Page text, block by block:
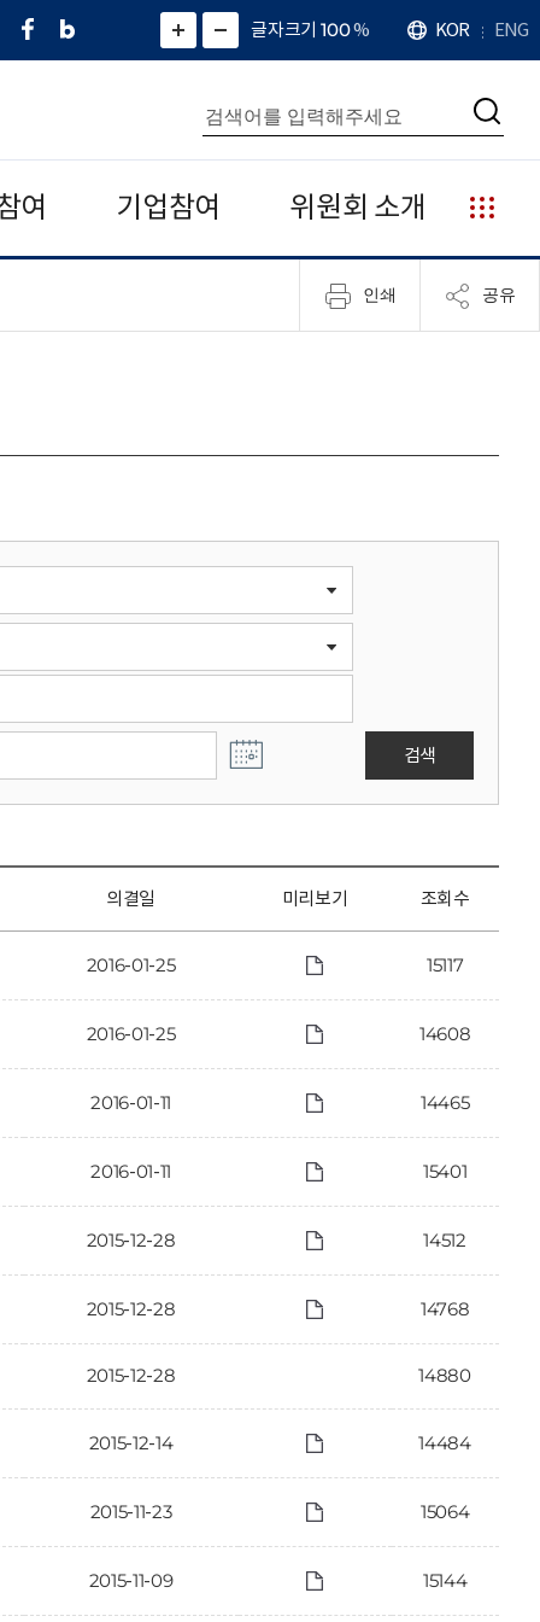
페
네
그
)
화
면
면
소
확
대
치
글자크기 100%
언
어
KOR ENG
통
합
검
색
검
여 기업참여 위원회 소개
누
리
집
안
인쇄 공유
검색
의결일 미리보기 조회수
2016-01-25 15117
2016-01-25 14608
2016-01-11 14465
2016-01-11 15401
2015-12-28 14512
2015-12-28 14768
2015-12-28 14880
2015-12-14 14484
2015-11-23 15064
2015-11-09 15144